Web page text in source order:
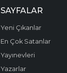
SAYFALAR
Yeni Çıkanlar
En Çok Satanlar
Yayınevleri
Yazarlar